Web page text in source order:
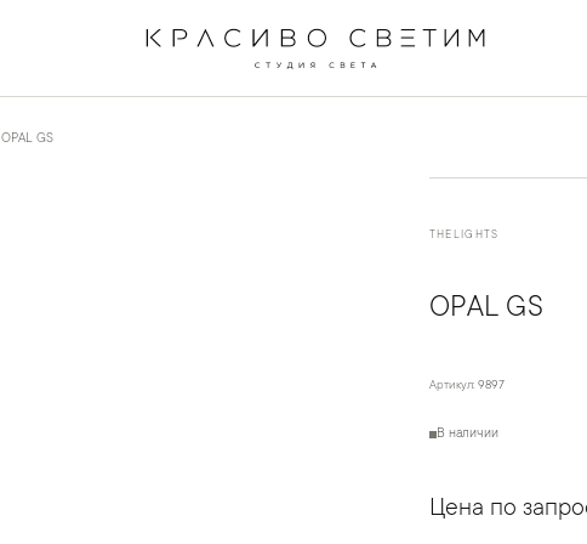
OPAL GS
THELIGHTS
OPAL GS
Артикул: 9897
В наличии
Цена по